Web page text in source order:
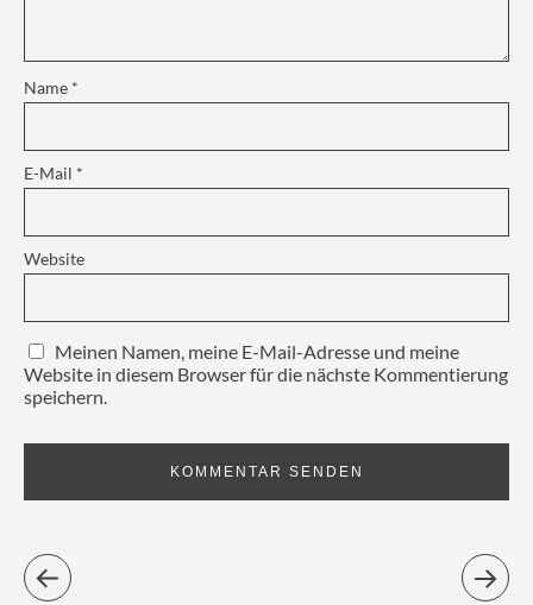
Name *
E-Mail *
Website
Meinen Namen, meine E-Mail-Adresse und meine
Website in diesem Browser für die nächste Kommentierung
speichern.